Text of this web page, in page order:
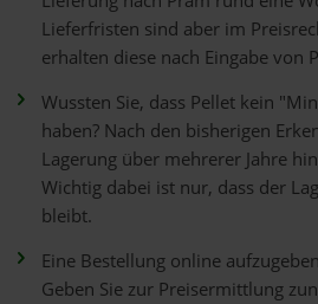
Lieferfristen sind aber im
erhalten diese nach Eingabe von
Wussten Sie, dass Pellet kein
haben? Nach den bisherigen
Lagerung über mehrerer Jahre
Wichtig dabei ist nur, dass der
bleibt.
Eine Bestellung online
Geben Sie zur Preisermittlung